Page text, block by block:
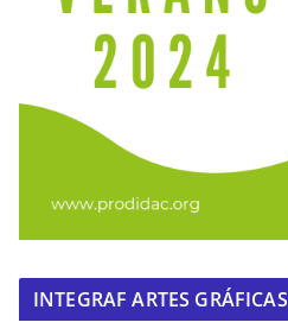
INTEGRAF ARTES GRÁFICAS